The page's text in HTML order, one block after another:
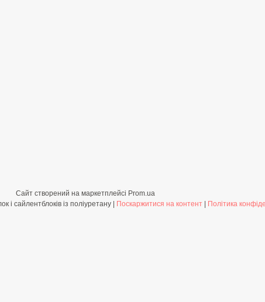
Сайт створений на маркетплейсі Prom.ua
Поскаржитися на контент Політика